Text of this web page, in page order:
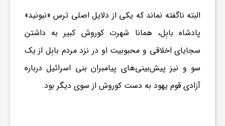
البته ناگفته نماند که یکی از دلایل اصلی ترس «نبونید»
پادشاه بابِل، همانا شهرتکوروش کبیر به داشتن
سجایای اخلاقی و محبوبیت او در نزد مردم بابِل از یک
سو و نیز پیش‌بینی‌های پیامبران بنی اسرائیل درباره
آزادی قوم یهود به دست کوروش از سوی دیگر بود.